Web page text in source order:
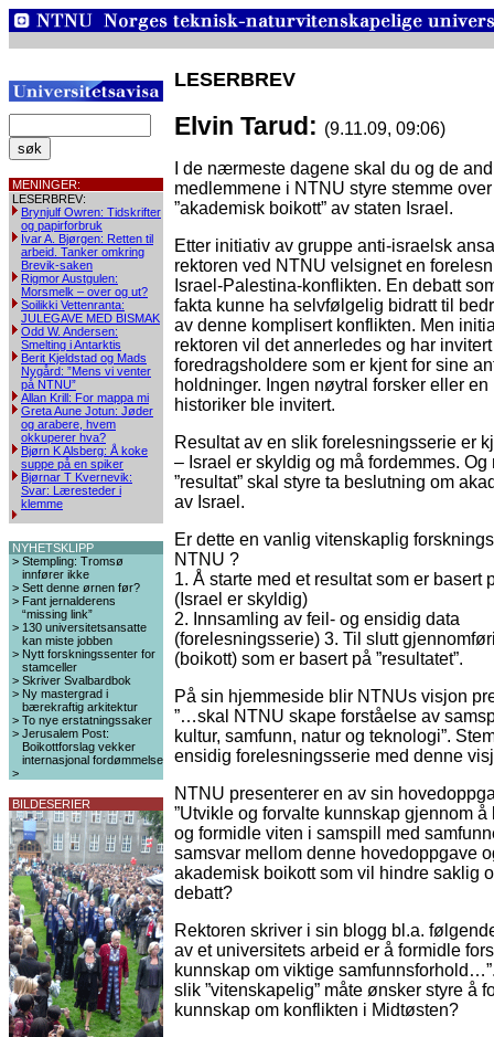
MENINGER:
LESERBREV:
Brynjulf Owren: Tidskrifter
og papirforbruk
Ivar A. Bjørgen: Retten til
arbeid. Tanker omkring
Brevik-saken
Rigmor Austgulen:
Morsmelk – over og ut?
Soilikki Vettenranta:
JULEGAVE MED BISMAK
Odd W. Andersen:
Smelting i Antarktis
Berit Kjeldstad og Mads
Nygård: ”Mens vi venter
på NTNU”
Allan Krill: For mappa mi
Greta Aune Jotun: Jøder
og arabere, hvem
okkuperer hva?
Bjørn K Alsberg: Å koke
suppe på en spiker
Bjørnar T Kvernevik:
Svar: Læresteder i
klemme
NYHETSKLIPP
> Stempling: Tromsø
innfører ikke
> Sett denne ørnen før?
> Fant jernalderens
“missing link”
> 130 universitetsansatte
kan miste jobben
> Nytt forskningssenter for
stamceller
> Skriver Svalbardbok
> Ny mastergrad i
bærekraftig arkitektur
> To nye erstatningssaker
> Jerusalem Post:
Boikottforslag vekker
internasjonal fordømmelse
>
BILDESERIER
LESERBREV
Elvin Tarud: (9.11.09, 09:06)
I de nærmeste dagene skal du og de
medlemmene i NTNU styre stemme
”akademisk boikott” av staten Israel.
Etter initiativ av gruppe anti-israelsk
rektoren ved NTNU velsignet en
Israel-Palestina-konflikten. En debatt
fakta kunne ha selvfølgelig bidratt til
av denne komplisert konflikten. Men
rektoren vil det annerledes og har
foredragsholdere som er kjent for sine
holdninger. Ingen nøytral forsker eller
historiker ble invitert.
Resultat av en slik forelesningsserie er
– Israel er skyldig og må fordemmes. Og
”resultat” skal styre ta beslutning om
av Israel.
Er dette en vanlig vitenskaplig
NTNU ?
1. Å starte med et resultat som er basert
(Israel er skyldig)
2. Innsamling av feil- og ensidig data
(forelesningsserie) 3. Til slutt
(boikott) som er basert på ”resultatet”.
På sin hjemmeside blir NTNUs visjon
”…skal NTNU skape forståelse av
kultur, samfunn, natur og teknologi”.
ensidig forelesningsserie med denne
NTNU presenterer en av sin
”Utvikle og forvalte kunnskap gjennom å
og formidle viten i samspill med
samsvar mellom denne hovedoppgave
akademisk boikott som vil hindre saklig
debatt?
Rektoren skriver i sin blogg bl.a.
av et universitets arbeid er å formidle
kunnskap om viktige
slik ”vitenskapelig” måte ønsker styre å
kunnskap om konflikten i Midtøsten?